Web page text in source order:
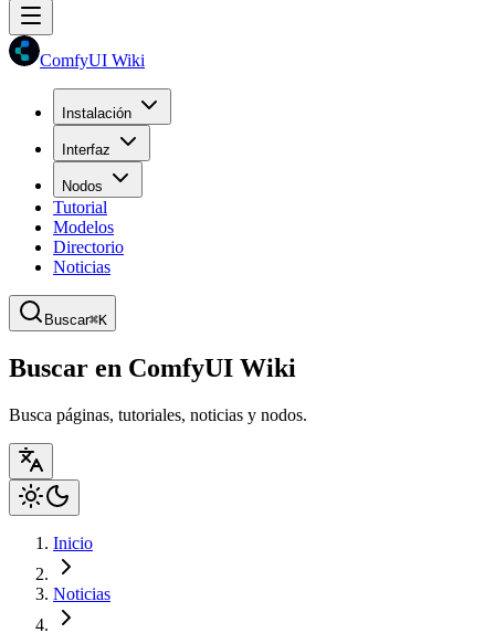
ComfyUI Wiki
Instalación
Interfaz
Nodos
Tutorial
Modelos
Directorio
Noticias
Buscar⌘K
Buscar en ComfyUI Wiki
Busca páginas, tutoriales, noticias y nodos.
Inicio
Noticias